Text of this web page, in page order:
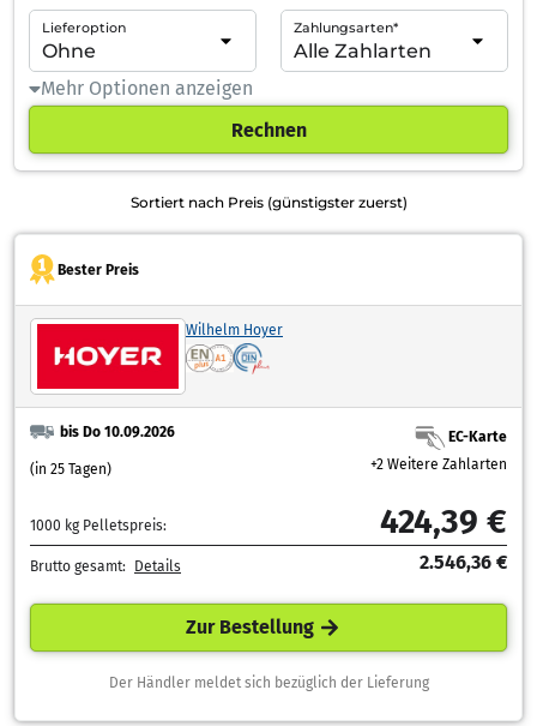
Lieferoption Zahlungsarten*
Mehr Optionen anzeigen
Rechnen
Sortiert nach Preis (günstigster zuerst)
Bester Preis
Wilhelm Hoyer
bis Do 10.09.2026
(in 25 Tagen)
EC-Karte
+2 Weitere Zahlarten
1000 kg Pelletspreis: 424,39 €
Brutto gesamt: Details 2.546,36 €
Zur Bestellung
Der Händler meldet sich bezüglich der Lieferung